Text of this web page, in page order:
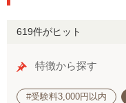
619件がヒット
特徴から探す
#受験料3,000円以内